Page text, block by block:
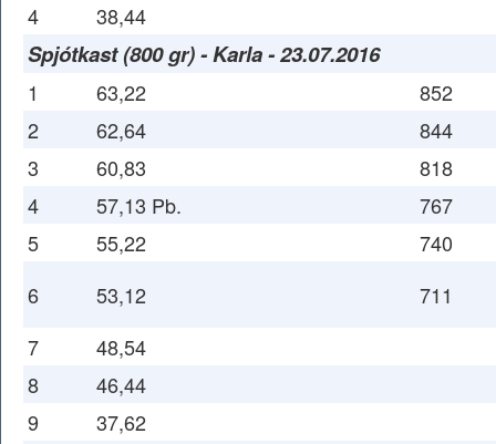
4
38,44
Spjótkast (800 gr) - Karla - 23.07.2016
1 63,22
852
2
62,64
844
3
60,83
818
4
57,13 Pb.
767
5
55,22
740
6
53,12
711
7
48,54
8
46,44
9
37,62